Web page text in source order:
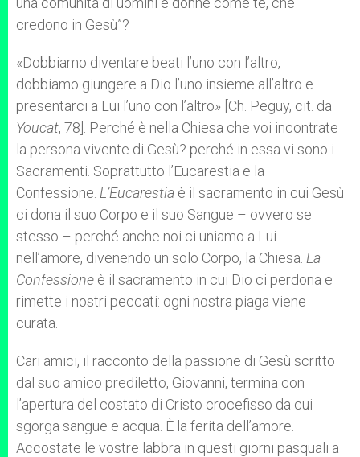
credono in Gesù”?
«Dobbiamo diventare beati l’uno con l’altro,
dobbiamo giungere a Dio l’uno insieme all’altro e
presentarci a Lui l’uno con l’altro» [Ch. Peguy, cit. da
Youcat, 78]. Perché è nella Chiesa che voi incontrate
la persona vivente di Gesù? perché in essa vi sono i
Sacramenti. Soprattutto l’Eucarestia e la
Confessione. L’Eucarestia è il sacramento in cui Gesù
ci dona il suo Corpo e il suo Sangue – ovvero se
stesso – perché anche noi ci uniamo a Lui
nell’amore, divenendo un solo Corpo, la Chiesa. La
Confessione è il sacramento in cui Dio ci perdona e
rimette i nostri peccati: ogni nostra piaga viene
curata.
Cari amici, il racconto della passione di Gesù scritto
dal suo amico prediletto, Giovanni, termina con
l’apertura del costato di Cristo crocefisso da cui
sgorga sangue e acqua. È la ferita dell’amore.
Accostate le vostre labbra in questi giorni pasquali a